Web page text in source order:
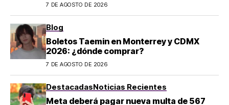
7 DE AGOSTO DE 2026
Blog
Boletos Taemin en Monterrey y CDMX
2026: ¿dónde comprar?
7 DE AGOSTO DE 2026
DestacadasNoticias Recientes
Meta deberá pagar nueva multa de 567